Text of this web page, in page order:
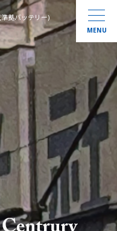
拠バッテリー)
用
MENU